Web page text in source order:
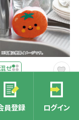
員登録 ログイン
ぜ
RKS-230027
キッチンスポン